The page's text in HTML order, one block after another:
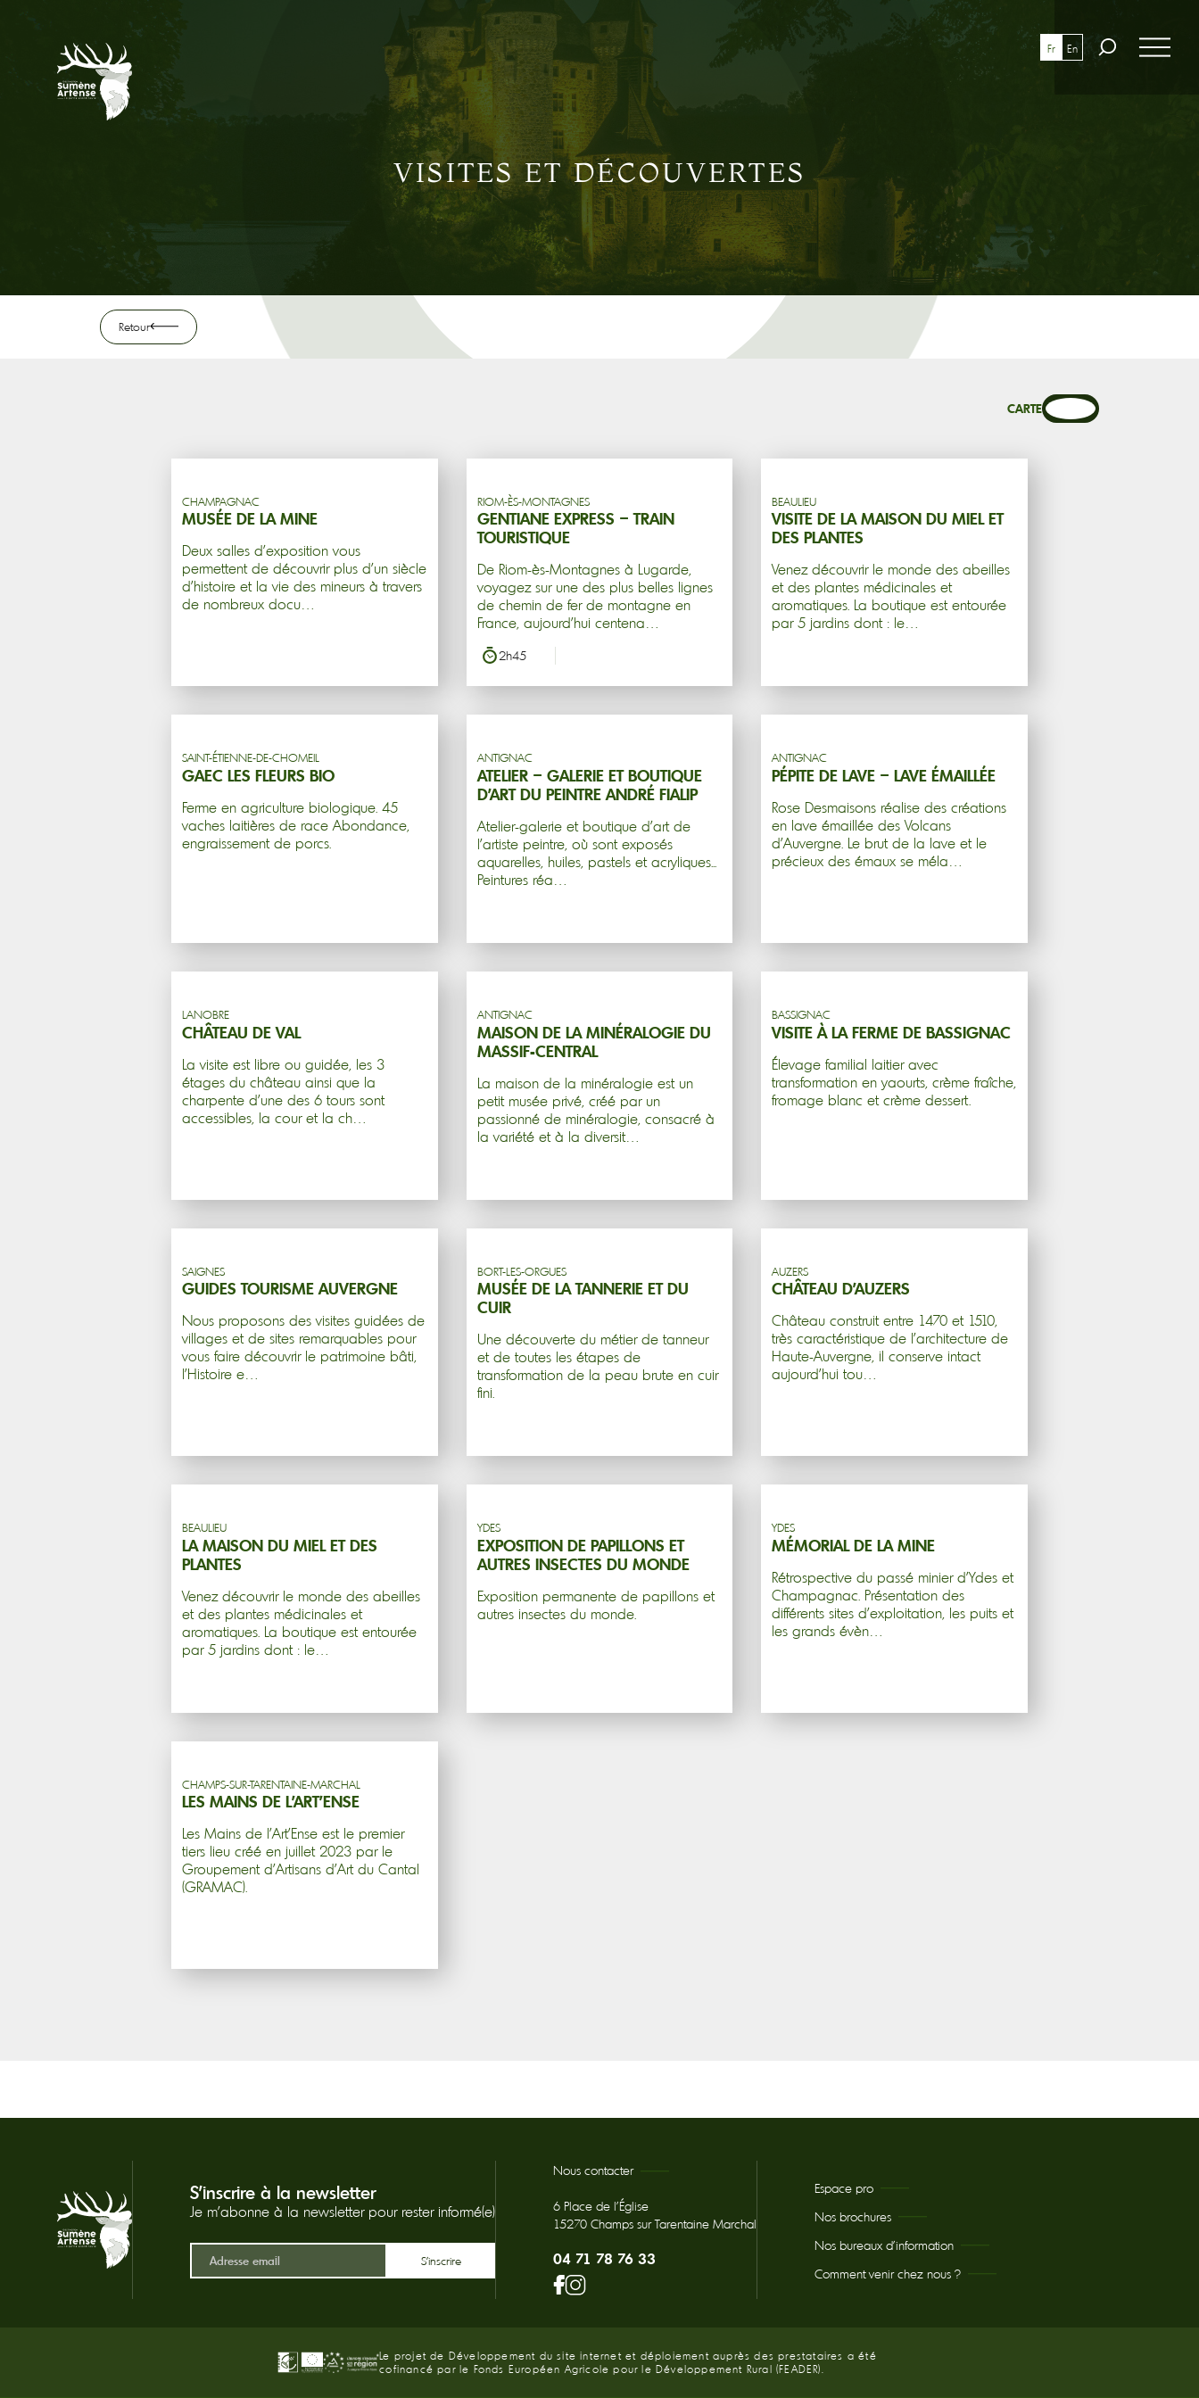
Fr En
Retour
VISITES ET DÉCOUVERTES
Retour
CARTE
CHAMPAGNAC
MUSÉE DE LA MINE
Deux salles d'exposition vous
permettent de découvrir plus d'un siècle
d'histoire et la vie des mineurs à travers
de nombreux docu…
RIOM-ÈS-MONTAGNES
GENTIANE EXPRESS – TRAIN
TOURISTIQUE
De Riom-ès-Montagnes à Lugarde,
voyagez sur une des plus belles lignes
de chemin de fer de montagne en
France, aujourd'hui centena…
2h45
BEAULIEU
VISITE DE LA MAISON DU MIEL ET
DES PLANTES
Venez découvrir le monde des abeilles
et des plantes médicinales et
aromatiques. La boutique est entourée
par 5 jardins dont : le…
SAINT-ÉTIENNE-DE-CHOMEIL
GAEC LES FLEURS BIO
Ferme en agriculture biologique. 45
vaches laitières de race Abondance,
engraissement de porcs.
ANTIGNAC
ATELIER – GALERIE ET BOUTIQUE
D’ART DU PEINTRE ANDRÉ FIALIP
Atelier-galerie et boutique d'art de
l'artiste peintre, où sont exposés
aquarelles, huiles, pastels et acryliques...
Peintures réa…
ANTIGNAC
PÉPITE DE LAVE – LAVE ÉMAILLÉE
Rose Desmaisons réalise des créations
en lave émaillée des Volcans
d'Auvergne. Le brut de la lave et le
précieux des émaux se méla…
LANOBRE
CHÂTEAU DE VAL
La visite est libre ou guidée, les 3
étages du château ainsi que la
charpente d'une des 6 tours sont
accessibles, la cour et la ch…
ANTIGNAC
MAISON DE LA MINÉRALOGIE DU
MASSIF-CENTRAL
La maison de la minéralogie est un
petit musée privé, créé par un
passionné de minéralogie, consacré à
la variété et à la diversit…
BASSIGNAC
VISITE À LA FERME DE BASSIGNAC
Élevage familial laitier avec
transformation en yaourts, crème fraîche,
fromage blanc et crème dessert.
SAIGNES
GUIDES TOURISME AUVERGNE
Nous proposons des visites guidées de
villages et de sites remarquables pour
vous faire découvrir le patrimoine bâti,
l'Histoire e…
BORT-LES-ORGUES
MUSÉE DE LA TANNERIE ET DU
CUIR
Une découverte du métier de tanneur
et de toutes les étapes de
transformation de la peau brute en cuir
fini.
AUZERS
CHÂTEAU D’AUZERS
Château construit entre 1470 et 1510,
très caractéristique de l’architecture de
Haute-Auvergne, il conserve intact
aujourd’hui tou…
BEAULIEU
LA MAISON DU MIEL ET DES
PLANTES
Venez découvrir le monde des abeilles
et des plantes médicinales et
aromatiques. La boutique est entourée
par 5 jardins dont : le…
YDES
EXPOSITION DE PAPILLONS ET
AUTRES INSECTES DU MONDE
Exposition permanente de papillons et
autres insectes du monde.
YDES
MÉMORIAL DE LA MINE
Rétrospective du passé minier d'Ydes et
Champagnac. Présentation des
différents sites d'exploitation, les puits et
les grands évèn…
CHAMPS-SUR-TARENTAINE-MARCHAL
LES MAINS DE L’ART’ENSE
Les Mains de l'Art'Ense est le premier
tiers lieu créé en juillet 2023 par le
Groupement d'Artisans d'Art du Cantal
(GRAMAC).
S'inscrire à la newsletter
Je m'abonne à la newsletter pour rester informé(e)
Nous contacter
6 Place de l'Église
15270 Champs sur Tarentaine Marchal
04 71 78 76 33
Espace pro
Nos brochures
Nos bureaux d’information
Comment venir chez nous ?
Le projet de Développement du site internet et déploiement auprès des prestataires a été
cofinancé par le Fonds Européen Agricole pour le Développement Rural (FEADER).